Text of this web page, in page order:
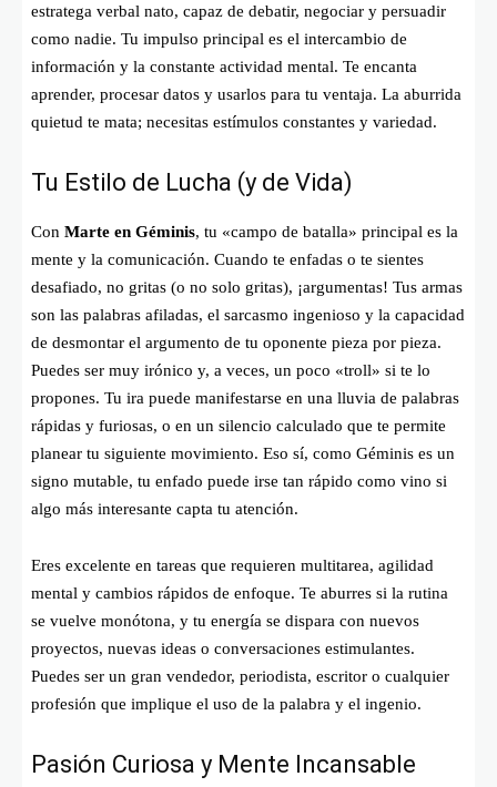
estratega verbal nato, capaz de debatir, negociar y persuadir
como nadie. Tu impulso principal es el intercambio de
información y la constante actividad mental. Te encanta
aprender, procesar datos y usarlos para tu ventaja. La aburrida
quietud te mata; necesitas estímulos constantes y variedad.
Tu Estilo de Lucha (y de Vida)
Con Marte en Géminis, tu «campo de batalla» principal es la
mente y la comunicación. Cuando te enfadas o te sientes
desafiado, no gritas (o no solo gritas), ¡argumentas! Tus armas
son las palabras afiladas, el sarcasmo ingenioso y la capacidad
de desmontar el argumento de tu oponente pieza por pieza.
Puedes ser muy irónico y, a veces, un poco «troll» si te lo
propones. Tu ira puede manifestarse en una lluvia de palabras
rápidas y furiosas, o en un silencio calculado que te permite
planear tu siguiente movimiento. Eso sí, como Géminis es un
signo mutable, tu enfado puede irse tan rápido como vino si
algo más interesante capta tu atención.
Eres excelente en tareas que requieren multitarea, agilidad
mental y cambios rápidos de enfoque. Te aburres si la rutina
se vuelve monótona, y tu energía se dispara con nuevos
proyectos, nuevas ideas o conversaciones estimulantes.
Puedes ser un gran vendedor, periodista, escritor o cualquier
profesión que implique el uso de la palabra y el ingenio.
Pasión Curiosa y Mente Incansable